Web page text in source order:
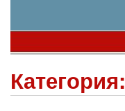
Категория: